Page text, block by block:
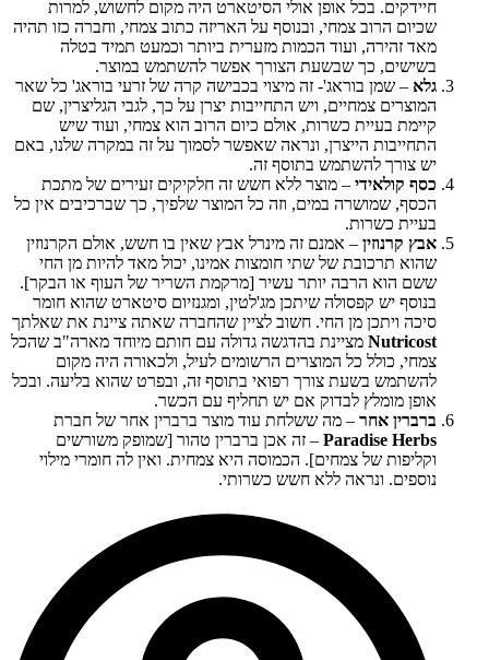
חיידקים. בכל אופן אולי הסיטארט היה מקום לחשוש, למרות
שכיום הרוב צמחי, ובנוסף על האריזה כתוב צמחי, וחברה כזו תהיה
מאד זהירה, ועוד הכמות מזערית ביותר וכמעט תמיד בטלה
בשישים, כך שבשעת הצורך אפשר להשתמש במוצר.
גלא – שמן בוראג'- זה מיצוי בכבישה קרה של זרעי בוראג' כל שאר
המוצרים צמחיים, ויש התחייבות יצרן על כך, לגבי הגליצרין, שם
קיימת בעיית כשרות, אולם כיום הרוב הוא צמחי, ועוד שיש
התחייבות הייצרן, ונראה שאפשר לסמוך על זה במקרה שלנו, באם
יש צורך להשתמש בתוסף זה.
כסף קולאידי – מוצר ללא חשש זה חלקיקים זעירים של מתכת
הכסף, שמושרה במים, וזה כל המוצר שלפיך, כך שברכיבים אין כל
בעיית כשרות.
אבץ קרנוזין – אמנם זה מינרל אבץ שאין בו חשש, אולם הקרנוזין
שהוא תרכובת של שתי חומצות אמינו, יכול מאד להיות מן החי
ששם הוא הרבה יותר עשיר [מרקמת השריר של העוף או הבקר].
בנוסף יש קפסולה שיתכן מג'לטין, ומגנזיום סיטארט שהוא חומר
סיכה ויתכן מן החי. חשוב לציין שהחברה שאתה ציינת את שאלתך
Nutricost מציינת בהדגשה גדולה עם חותם מיוחד מארה"ב שהכל
צמחי, כולל כל המוצרים הרשומים לעיל, ולכאורה היה מקום
להשתמש בשעת צורך רפואי בתוסף זה, ובפרט שהוא בליעה. ובכל
אופן מומלץ לבדוק אם יש תחליף עם הכשר.
ברברין אחר – מה ששלחת עוד מוצר ברברין אחר של חברת
Paradise Herbs – זה אכן ברברין טהור [שמופק משורשים
וקליפות של צמחים]. הכמוסה היא צמחית. ואין לה חומרי מילוי
נוספים. ונראה ללא חשש כשרותי.